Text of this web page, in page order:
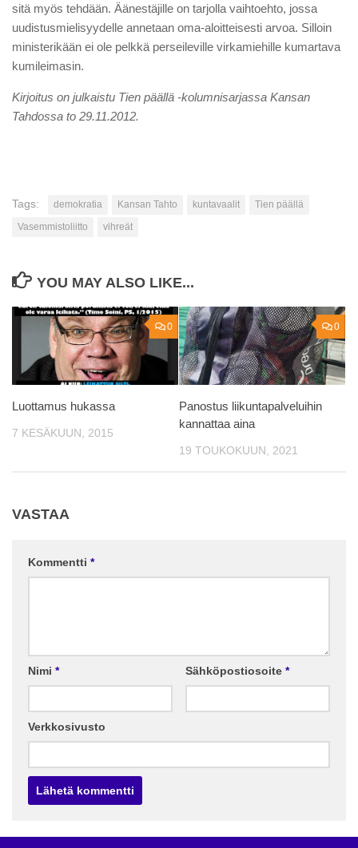
sitä myös tehdään. Äänestäjille on tarjolla vaihtoehto, jossa
uudistusmielisyydelle annetaan oma-aloitteisesti arvoa. Silloin
ministerikään ei ole pelkkä perseileville virkamiehille kumartava
kumileimasin.
Kirjoitus on julkaistu Tien päällä -kolumnisarjassa Kansan
Tahdossa to 29.11.2012.
Tags: demokratia Kansan Tahto kuntavaalit
Tien päällä
Vasemmistoliitto
vihreät
YOU MAY ALSO LIKE...
0
Luottamus hukassa
7 KESÄKUUN, 2015
0
Panostus liikuntapalveluihin
kannattaa aina
19 TOUKOKUUN, 2021
VASTAA
Kommentti *
Nimi * Sähköpostiosoite *
Verkkosivusto